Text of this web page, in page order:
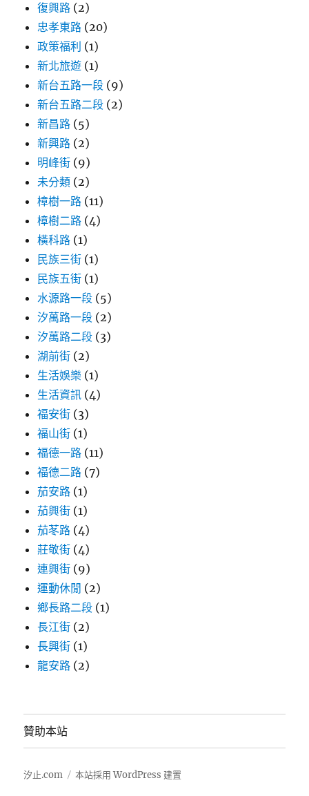
復興路 (2)
忠孝東路 (20)
政策福利 (1)
新北旅遊 (1)
新台五路一段 (9)
新台五路二段 (2)
新昌路 (5)
新興路 (2)
明峰街 (9)
未分類 (2)
樟樹一路 (11)
樟樹二路 (4)
橫科路 (1)
民族三街 (1)
民族五街 (1)
水源路一段 (5)
汐萬路一段 (2)
汐萬路二段 (3)
湖前街 (2)
生活娛樂 (1)
生活資訊 (4)
福安街 (3)
福山街 (1)
福德一路 (11)
福德二路 (7)
茄安路 (1)
茄興街 (1)
茄苳路 (4)
莊敬街 (4)
連興街 (9)
運動休閒 (2)
鄉長路二段 (1)
長江街 (2)
長興街 (1)
龍安路 (2)
贊助本站
汐止.com 本站採用 WordPress 建置